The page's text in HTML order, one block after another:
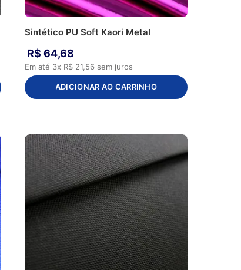
Sintético PU Soft Kaori Metal
R$ 64,68
Em até 3x R$ 21,56 sem juros
ADICIONAR AO CARRINHO